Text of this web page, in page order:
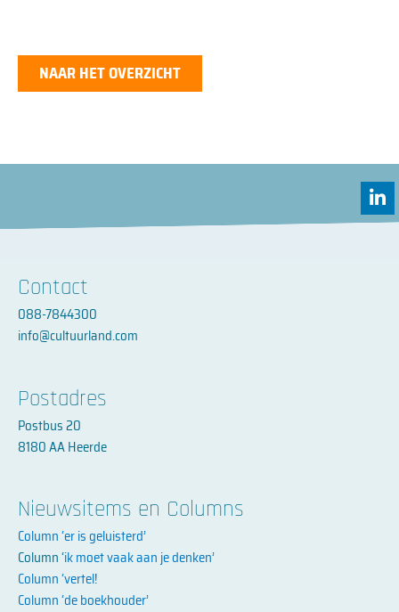
NAAR HET OVERZICHT
L
i
n
Contact
088-7844300
info@cultuurland.com
Postadres
Postbus 20
8180 AA Heerde
Nieuwsitems en Columns
Column ‘er is geluisterd’
Column ‘ik moet vaak aan je denken’
Column ‘vertel!
Column ‘de boekhouder’